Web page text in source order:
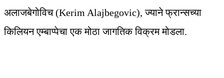
अलाजबेगोविच (Kerim Alajbegovic), ज्याने फ्रान्सच्या
किलियन एम्बाप्पेचा एक मोठा जागतिक विक्रम मोडला.